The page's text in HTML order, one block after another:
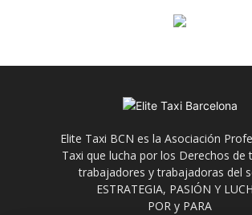
Elite Taxi BCN es la Asociación
Taxi que lucha por los Derechos de
trabajadores y trabajadoras del
ESTRATEGIA, PASIÓN Y
POR y PARA